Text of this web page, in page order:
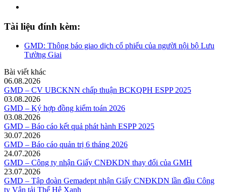
Tài liệu đính kèm:
GMD: Thông báo giao dịch cổ phiếu của người nội bộ Lưu
Tường Giai
Bài viết khác
06.08.2026
GMD – CV UBCKNN chấp thuận BCKQPH ESPP 2025
03.08.2026
GMD – Ký hợp đồng kiểm toán 2026
03.08.2026
GMD – Báo cáo kết quả phát hành ESPP 2025
30.07.2026
GMD – Báo cáo quản trị 6 tháng 2026
24.07.2026
GMD – Công ty nhận Giấy CNĐKDN thay đổi của GMH
23.07.2026
GMD – Tập đoàn Gemadept nhận Giấy CNĐKDN lần đầu Công
ty Vận tải Thế Hệ Xanh